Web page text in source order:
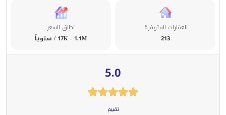
العقارات المتوفرة.
213
نطاق السعر
17K - 1.1M / سنوياً
5.0
تقييم